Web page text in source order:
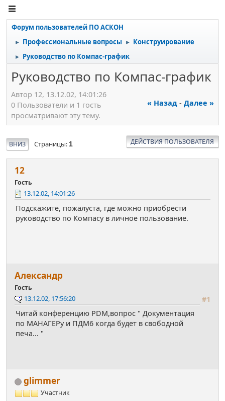
Форум пользователей ПО АСКОН
► Профессиональные вопросы ► Конструирование
► Руководство по Компас-график
Руководство по Компас-график
Автор 12, 13.12.02, 14:01:26
« Назад - Далее »
0 Пользователи и 1 гость
просматривают эту тему.
ВНИЗ Страницы 1 ДЕЙСТВИЯ ПОЛЬЗОВАТЕЛЯ
12
Гость
13.12.02, 14:01:26
Подскажите, пожалуста, где можно приобрести
руководство по Компасу в личное пользование.
Александр
Гость
#1
13.12.02, 17:56:20
Читай конференцию PDM,вопрос " Документация
по МАНАГЕРу и ПДМ6 когда будет в свободной
печа... "
glimmer
Участник